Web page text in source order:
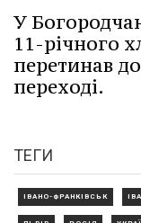
У
11-річного
перетинав
переході.
ТЕГИ
ІВАНО-ФРАНКІВСЬК